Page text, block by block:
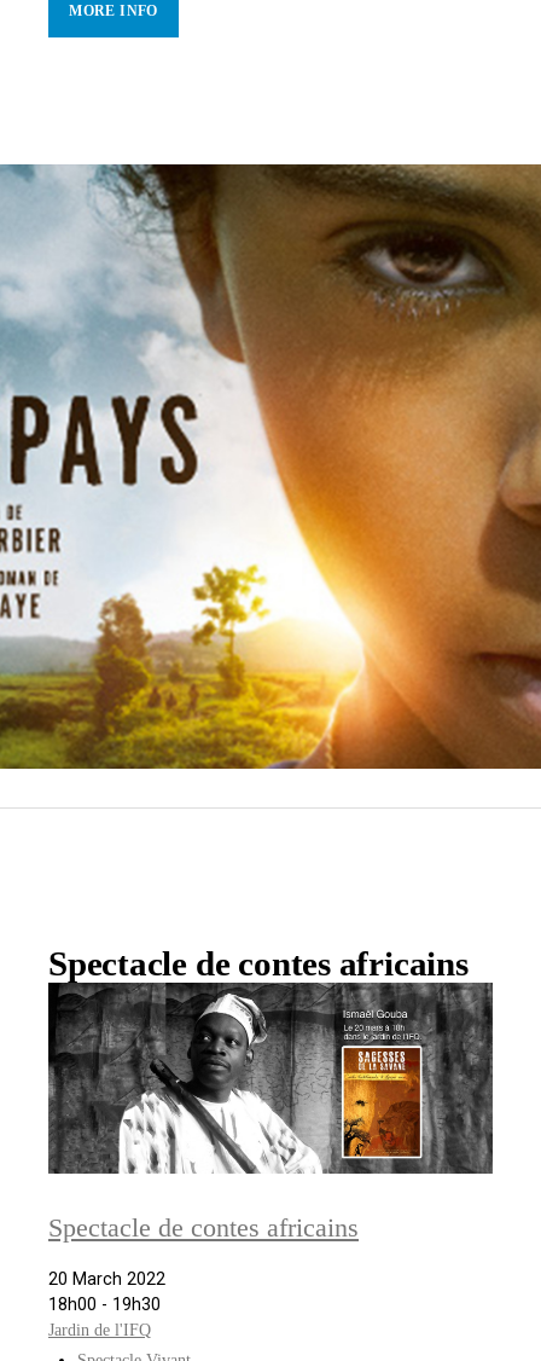
MORE INFO
Spectacle de contes africains
Spectacle de contes africains
20 March 2022
18h00 - 19h30
Jardin de l'IFQ